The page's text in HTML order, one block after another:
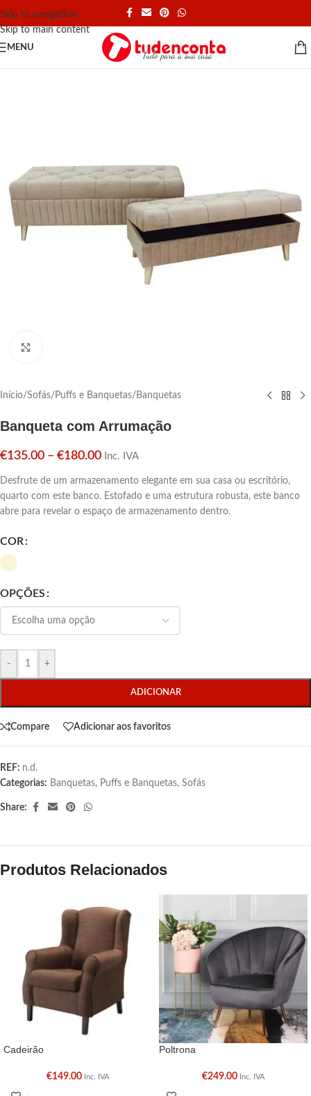
Skip to navigation
Skip to main content
MENU
Início/Sofás/ Puffs e Banquetas/ Banquetas
Banqueta com Arrumação
€135.00 – €180.00 Inc. IVA
Desfrute de um armazenamento elegante em sua casa ou escritório,
quarto com este banco. Estofado e uma estrutura robusta, este banco
abre para revelar o espaço de armazenamento dentro.
COR
OPÇÕES
- +
ADICIONAR
Compare Adicionar aos favoritos
REF: n.d.
Categorias: Banquetas, Puffs e Banquetas, Sofás
Share:
Produtos Relacionados
Cadeirão
€149.00 Inc. IVA
Poltrona
€249.00 Inc. IVA